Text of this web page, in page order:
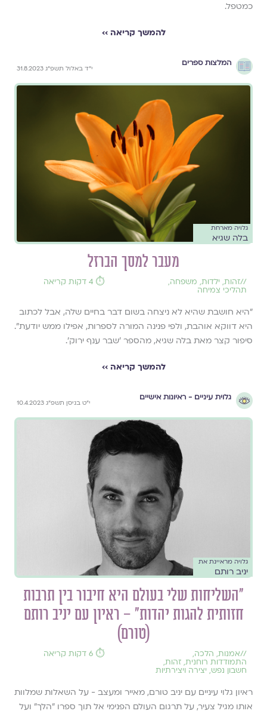
כמטפל.
להמשך קריאה ››
המלצות ספרים
י״ד באלול תשפ״ג 31.8.2023
גלויה מארחת
בלה שגיא
מעבר למסך הברזל
//זהות, ילדוּת, משפחה,
תהליכי צמיחה
⏱️ 4 דקות קריאה
״היא חושבת שהיא לא ניצחה בשום דבר בחיים שלה, אבל לכתוב
היא דווקא אוהבת, ולפי פנינה המורה לספרות, אפילו ממש יודעת״.
סיפור קצר מאת בלה שגיא, מהספר ׳שבר ענף ירוק׳.
להמשך קריאה ››
גלוית עיניים - ראיונות אישיים
י״ט בניסן תשפ״ג 10.4.2023
גלויה מראיינת את
יניב רותם
״השליחות שלי בעולם היא חיבור בין תרבות
חזותית להגות יהדות״ – ראיון עם יניב רותם
(טורם)
//אמנות, הלכה,
התמודדות רוחנית, זהות,
חשבון נפש, יצירה ויצירתיות
⏱️ 6 דקות קריאה
ראיון גלוי עיניים עם יניב טורם, מאייר ומעצב - על השאלות שמלוות
אותו מגיל צעיר, על תרגום העולם הפנימי אל תוך ספרו ״הלך״ ועל